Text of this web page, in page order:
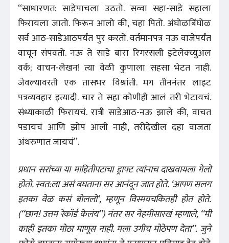
‘‘साधारणत: साडेपाचला उठतो. सव्वा सहा-साडे सहाला
फिरायला जातो. फिरून आलो की, चहा पितो. अंघोळबिंघोळ
सर्व आठ-साडेआठपर्यंत पुरं करतो. वर्तमानपत्र नऊ वाजेपर्यंत
वाचून संपवतो. नऊ ते साडे बारा रिगरसली इंटेलेक्च्युअल
वर्क; वाचन-लेखन! त्या वेळी कुणाला सहसा भेटत नाही.
जेवल्यावरती एक तासभर विश्रांती. मग तीननंतर लाइट
पत्रव्यवहार इत्यादी. चार ते सहा कोणीही आलं तरी भेटायचं.
संध्याकाळी फिरायचं. रात्री साडेआठ-नऊ झाले की, वाचत
पडायचं आणि झोप आली नाही, तरीदेखील दहा वाजता
अंथरुणात जायचं’’.
प्रधान सरांच्या या माहितीपटाचा ड्राफ्ट त्यांनाच दाखवायला गेलो
होतो. स्वत:ला असं बघताना सर आनंदून जात होते. ‘आपण सलग
इतका वेळ कसं बोललो’, म्हणून विस्मयचकितही होत होते.
(‘‘छान! उत्तम रेकॉर्ड केलंय’’) नंतर सर नेहमीसारखं म्हणाले, ‘‘मी
काही इतका मोठा माणूस नाही. मला उगीच मोठेपण देता’’. जुने